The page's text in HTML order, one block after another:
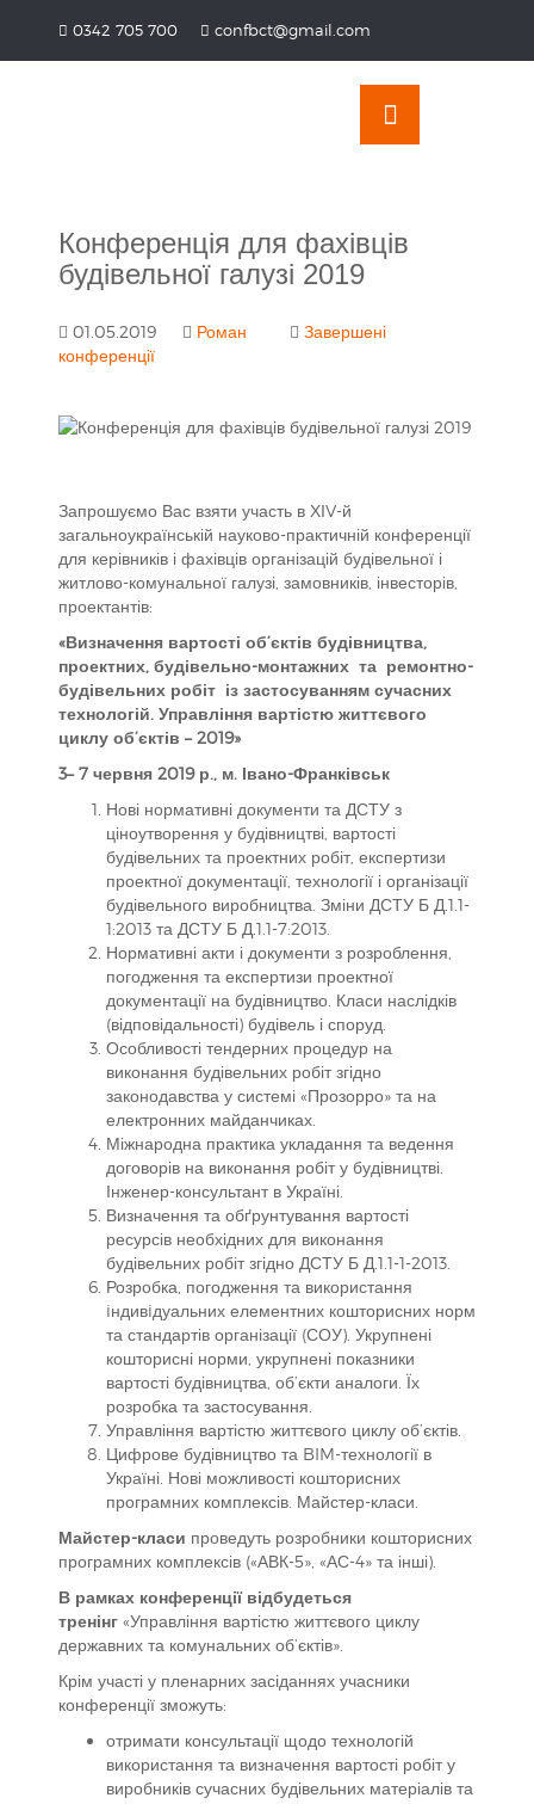
вмісту
0342 705 700 confbct@gmail.com
Конференція для фахівців
будівельної галузі 2019
01.05.2019 Роман
Завершені
конференції
Запрошуємо Вас взяти участь в ХІV-й
загальноукраїнській науково-практичній конференції
для керівників і фахівців організацій будівельної і
житлово-комунальної галузі, замовників, інвесторів,
проектантів:
«Визначення вартості об’єктів будівництва,
проектних, будівельно-монтажних та ремонтно-
будівельних робіт із застосуванням сучасних
технологій. Управління вартістю життєвого
циклу об’єктів – 2019»
3– 7червня 2019 р., м. Івано-Франківськ
Нові нормативні документи та ДСТУ з
ціноутворення у будівництві, вартості
будівельних та проектних робіт, експертизи
проектної документації, технології і організації
будівельного виробництва. Зміни ДСТУ Б Д.1.1-
1:2013 та ДСТУ Б Д.1.1-7:2013.
Нормативні акти і документи з розроблення,
погодження та експертизи проектної
документації на будівництво. Класи наслідків
(відповідальності) будівель і споруд.
Особливості тендерних процедур на
виконання будівельних робіт згідно
законодавства у системі «Прозорро» та на
електронних майданчиках.
Міжнародна практика укладання та ведення
договорів на виконання робіт у будівництві.
Інженер-консультант в Україні.
Визначення та обґрунтування вартості
ресурсів необхідних для виконання
будівельних робіт згідно ДСТУ Б Д.1.1-1-2013.
Розробка, погодження та використання
iндивiдуальних елементних кошторисних норм
та стандартів організації (СОУ). Укрупнені
кошторисні норми, укрупнені показники
вартості будівництва, об’єкти аналоги. Їх
розробка та застосування.
Управління вартістю життєвого циклу об’єктів.
Цифрове будівництво та BIM-технології в
Україні. Нові можливості кошторисних
програмних комплексів. Майстер-класи.
Майстер-класи проведуть розробники кошторисних
програмних комплексів («АВК-5», «АС-4» та інші).
В рамках конференції відбудеться
тренінг«Управління вартістю життєвого циклу
державних та комунальних об’єктів».
Крім участі у пленарних засіданнях учасники
конференції зможуть:
отримати консультації щодо технологій
використання та визначення вартості робіт у
виробників сучасних будівельних матеріалів та